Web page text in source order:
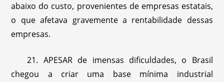
abaixo do custo, provenientes de empresas estatais,
o que afetava gravemente a rentabilidade dessas
empresas.
21. APESAR de imensas dificuldades, o Brasil
chegou a criar uma base mínima industrial